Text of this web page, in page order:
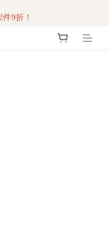
95折！
9折！
95折！